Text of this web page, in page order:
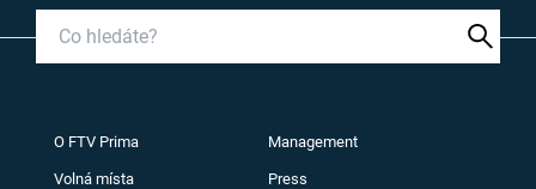
O FTV Prima Management
Volná místa Press